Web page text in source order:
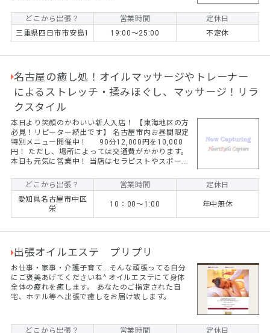
どこから出張？ 営業時間
定休日
三重県四日市市安島1
19:00～25:00 不定休
名古屋の癒し処！オイルマッサージやトレーナー
によるストレッチ・揉みほぐし、マッサージ！リラ
クスタイル
本日より笑顔のかわいい新人入店！ 【東海地区の方
必見！リピーター続出です】 名古屋市内お昼間限定
特別メニュー開催中！ 90分12,000円を10,000
円！ ただし、場所によっては交通費がかかります。
本日も元気に営業中！ 当店はセラピストやスポーツ
ルマッサージをおこないます。 ☆コロナ禍でマッサ
ージ店に行くのは気になる、、、 ☆自宅やホテルな
どでゆっくりと癒されたい！ ☆子供が学校に行って
いる間にゆっくりしたい！ そんな方はぜひご依頼く
ださい！ 最近では女性のリピーター様が続出です！
どこから出張？ 営業時間
定休日
愛知県名古屋市中区
栄
10：00～1:00 年中無休
出張オイルエステ プリプリ
お仕事・家事・介護子育て...そんな頑張ってる自分
にご褒美あげてくださいね^ オイルエステにて身体
全体の疲れを癒します。 あなたのご指定された自
宅、ホテル等へ出張で癒しをお届け致します。
どこから出張？ 営業時間
定休日